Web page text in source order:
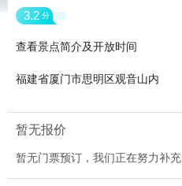
3.2 分
查看景点简介及开放时间
福建省厦门市思明区观音山内
暂无报价
暂无门票预订，我们正在努力补充